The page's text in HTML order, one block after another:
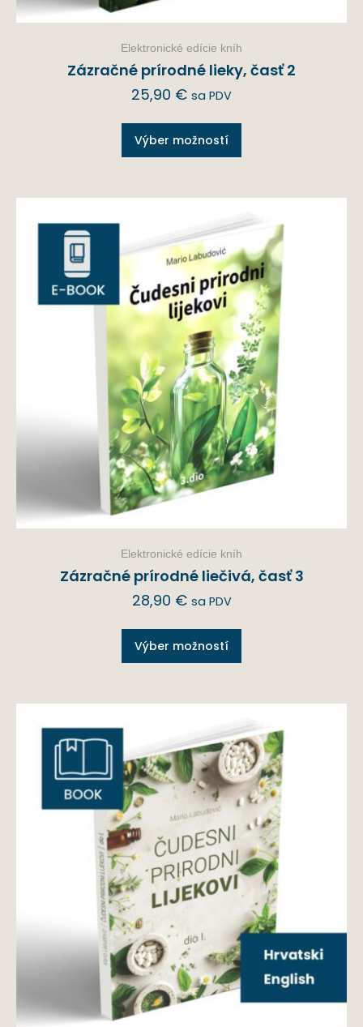
Elektronické edície kníh
Zázračné prírodné lieky, časť 2
25,90 € sa PDV
Výber možností
Elektronické edície kníh
Zázračné prírodné liečivá, časť 3
28,90 € sa PDV
Výber možností